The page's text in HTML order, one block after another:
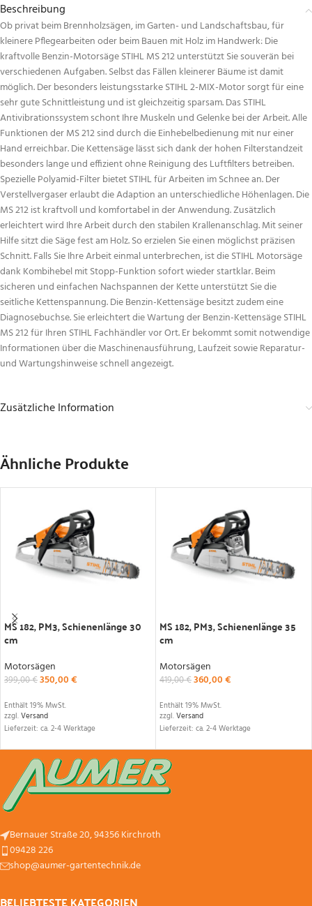
Beschreibung
Ob privat beim Brennholzsägen, im Garten- und Landschaftsbau, für
kleinere Pflegearbeiten oder beim Bauen mit Holz im Handwerk: Die
kraftvolle Benzin-Motorsäge STIHL MS 212 unterstützt Sie souverän bei
verschiedenen Aufgaben. Selbst das Fällen kleinerer Bäume ist damit
möglich. Der besonders leistungsstarke STIHL 2-MIX-Motor sorgt für eine
sehr gute Schnittleistung und ist gleichzeitig sparsam. Das STIHL
Antivibrationssystem schont Ihre Muskeln und Gelenke bei der Arbeit. Alle
Funktionen der MS 212 sind durch die Einhebelbedienung mit nur einer
Hand erreichbar. Die Kettensäge lässt sich dank der hohen Filterstandzeit
besonders lange und effizient ohne Reinigung des Luftfilters betreiben.
Spezielle Polyamid-Filter bietet STIHL für Arbeiten im Schnee an. Der
Verstellvergaser erlaubt die Adaption an unterschiedliche Höhenlagen. Die
MS 212 ist kraftvoll und komfortabel in der Anwendung. Zusätzlich
erleichtert wird Ihre Arbeit durch den stabilen Krallenanschlag. Mit seiner
Hilfe sitzt die Säge fest am Holz. So erzielen Sie einen möglichst präzisen
Schnitt. Falls Sie Ihre Arbeit einmal unterbrechen, ist die STIHL Motorsäge
dank Kombihebel mit Stopp-Funktion sofort wieder startklar. Beim
sicheren und einfachen Nachspannen der Kette unterstützt Sie die
seitliche Kettenspannung. Die Benzin-Kettensäge besitzt zudem eine
Diagnosebuchse. Sie erleichtert die Wartung der Benzin-Kettensäge STIHL
MS 212 für Ihren STIHL Fachhändler vor Ort. Er bekommt somit notwendige
Informationen über die Maschinenausführung, Laufzeit sowie Reparatur-
und Wartungshinweise schnell angezeigt.
Zusätzliche Information
Ähnliche Produkte
MS 182, PM3, Schienenlänge 30
cm
Motorsägen
399,00€350,00€
Enthält 19% MwSt.
zzgl.Versand
Lieferzeit: ca. 2-4 Werktage
MS 182, PM3, Schienenlänge 35
cm
Motorsägen
419,00€360,00€
Enthält 19% MwSt.
zzgl.Versand
Lieferzeit: ca. 2-4 Werktage
Bernauer Straße 20, 94356 Kirchroth
09428 226
shop@aumer-gartentechnik.de
BELIEBTESTE KATEGORIEN